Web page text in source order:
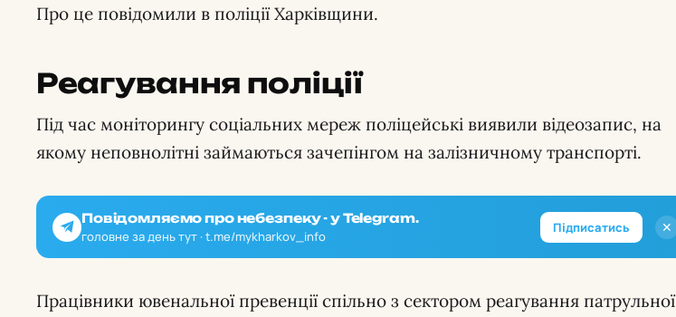
Про це повідомили в поліції Харківщини.
Реагування поліції
Під час моніторингу соціальних мереж поліцейські виявили відеозапис, на
якому неповнолітні займаються зачепінгом на залізничному транспорті.
✕
Повідомляємо про небезпеку - у Telegram.
головне за день тут · t.me/mykharkov_info
Підписатись
Працівники ювенальної превенції спільно з сектором реагування патрульної